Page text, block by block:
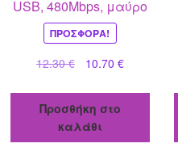
USB, 480Mbps, μαύρο
ΠΡΟΣΦΟΡΆ!
12.30€
Original
was:
12.30 €.
10.70 €Η
τιμή
Προσθήκη στο
καλάθι